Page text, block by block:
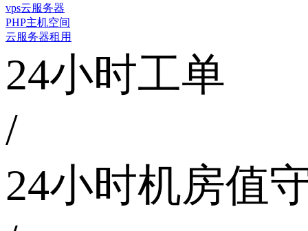
vps云服务器
PHP主机空间
云服务器租用
24小时工单
/
24小时机房值